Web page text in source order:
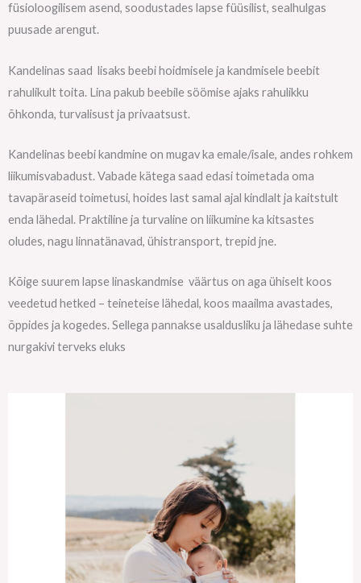
füsioloogilisem asend, soodustades lapse füüsilist, sealhulgas
puusade arengut.
Kandelinas saad lisaks beebi hoidmisele ja kandmisele beebit
rahulikult toita. Lina pakub beebile söömise ajaks rahulikku
õhkonda, turvalisust ja privaatsust.
Kandelinas beebi kandmine on mugav ka emale/isale, andes rohkem
liikumisvabadust. Vabade kätega saad edasi toimetada oma
tavapäraseid toimetusi, hoides last samal ajal kindlalt ja kaitstult
enda lähedal. Praktiline ja turvaline on liikumine ka kitsastes
oludes, nagu linnatänavad, ühistransport, trepid jne.
Kõige suurem lapse linaskandmise väärtus on aga ühiselt koos
veedetud hetked – teineteise lähedal, koos maailma avastades,
õppides ja kogedes. Sellega pannakse usaldusliku ja lähedase suhte
nurgakivi terveks eluks